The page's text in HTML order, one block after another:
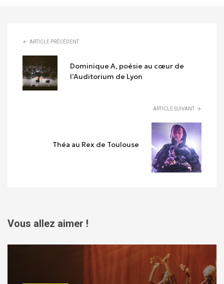
ARTICLE PRÉCÉDENT
Dominique A, poésie au cœur de
l’Auditorium de Lyon
ARTICLE SUIVANT
Théa au Rex de Toulouse
Vous allez aimer !